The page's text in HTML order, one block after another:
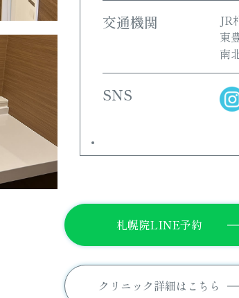
交通機関
JR
東
南
SNS
札幌院LINE予約
クリニック詳細はこちら